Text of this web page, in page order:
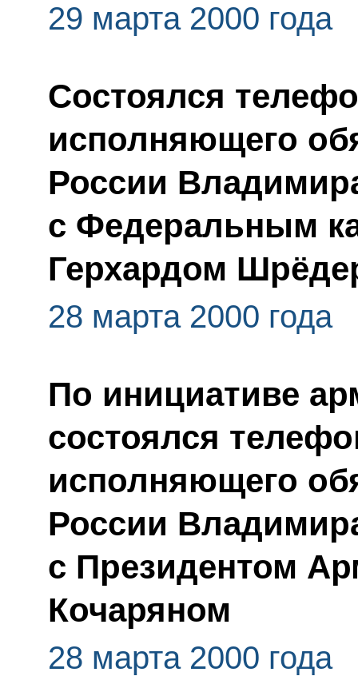
29 марта 2000 года
Состоялся
исполняющего
России
с Федеральным
Герхардом
28 марта 2000 года
По инициативе
состоялся
исполняющего
России
с Президентом
Кочаряном
28 марта 2000 года